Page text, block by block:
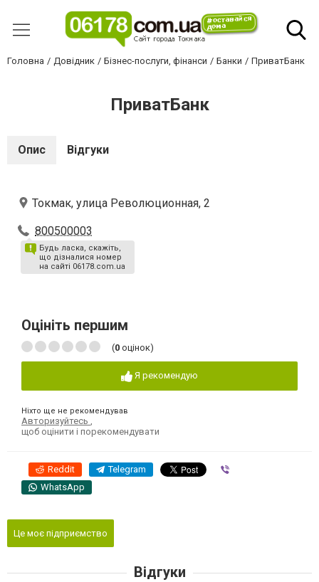
Головна Довідник Бізнес-послуги, фінанси Банки ПриватБанк
ПриватБанк
Опис Відгуки
Токмак, улица Революционная, 2
800500003
Будь ласка, скажіть,
що дізналися номер
на сайті 06178.com.ua
Оцініть першим
(0 оцінок)
Я рекомендую
Ніхто ще не рекомендував
Авторизуйтесь ,
щоб оцінити і порекомендувати
Reddit Telegram
WhatsApp
Це моє підприємство
Відгуки